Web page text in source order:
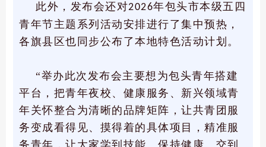
此外，发布会还对2026年包头市本级五四
青年节主题系列活动安排进行了集中预热，
各旗县区也同步公布了本地特色活动计划。
“举办此次发布会主要想为包头青年搭建
平台，把青年夜校、健康服务、新兴领域青
年关怀整合为清晰的品牌矩阵，让共青团服
务变成看得见、摸得着的具体项目，精准服